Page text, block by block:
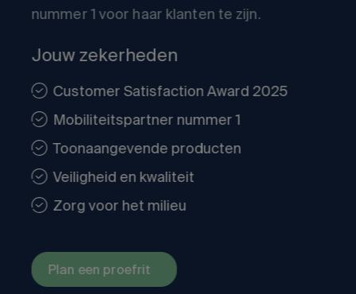
nummer 1 voor haar klanten te zijn.
Jouw zekerheden
Customer Satisfaction Award 2025
Mobiliteitspartner nummer 1
Toonaangevende producten
Veiligheid en kwaliteit
Zorg voor het milieu
Plan een proefrit